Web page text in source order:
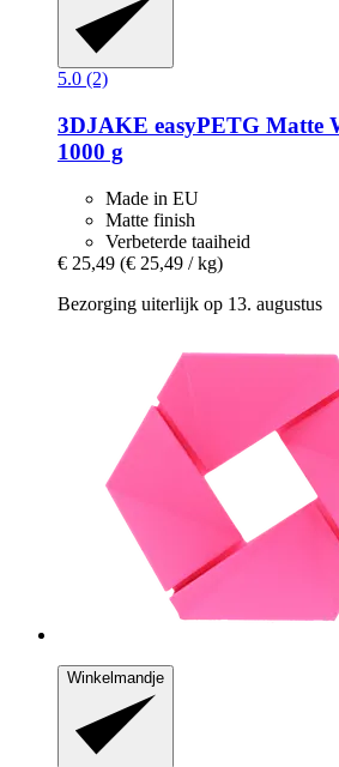
5.0 (2)
3DJAKE easyPETG Matte
1000 g
Made in EU
Matte finish
Verbeterde taaiheid
€ 25,49 (€ 25,49 / kg)
Bezorging uiterlijk op 13. augustus
Winkelmandje